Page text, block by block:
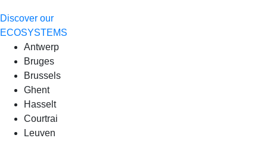
Discover our
ECOSYSTEMS
Antwerp
Bruges
Brussels
Ghent
Hasselt
Courtrai
Leuven